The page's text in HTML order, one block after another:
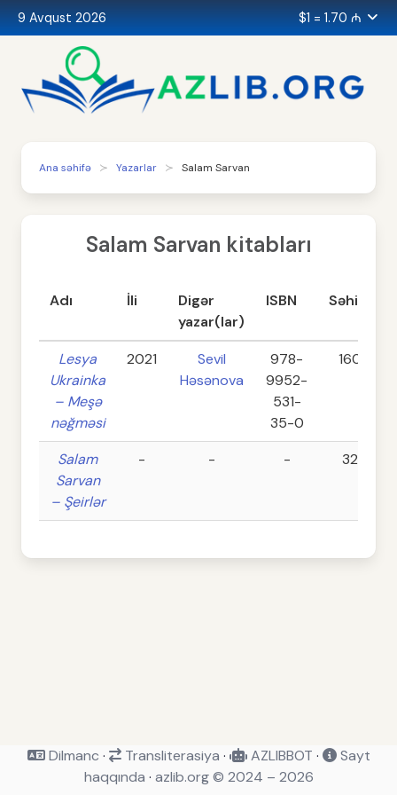
9 Avqust 2026 $1 = 1.70 ₼
Ana səhifə Yazarlar Salam Sarvan
Salam Sarvan kitabları
Adı İli
Digər
yazar(lar)
ISBN Səhifə
Lesya
Ukrainka
– Meşə
nəğməsi
2021
Sevil
Həsənova
978-
9952-
531-
35-0
160
Salam
Sarvan
– Şeirlər
- - - 32
Dilmanc · Transliterasiya · AZLIBBOT ·
Sayt
haqqında · azlib.org © 2024 – 2026